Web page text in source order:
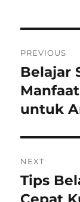
PREVIOUS
Previous
post:
Belajar
untuk
NEXT
Next
post:
Tips